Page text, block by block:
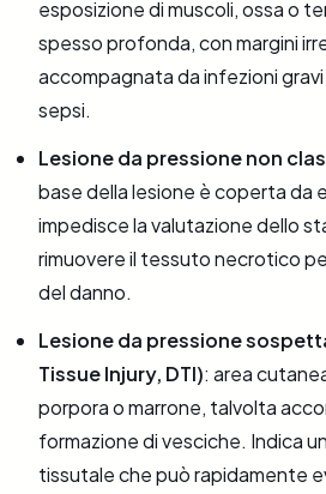
esposizione di muscoli, ossa o
spesso profonda, con margini
accompagnata da infezioni
sepsi.
Lesione da pressione non
base della lesione è coperta da
impedisce la valutazione dello
rimuovere il tessuto necrotico
del danno.
Lesione da pressione
Tissue Injury, DTI): area
porpora o marrone, talvolta
formazione di vesciche. Indica
tissutale che può rapidamente